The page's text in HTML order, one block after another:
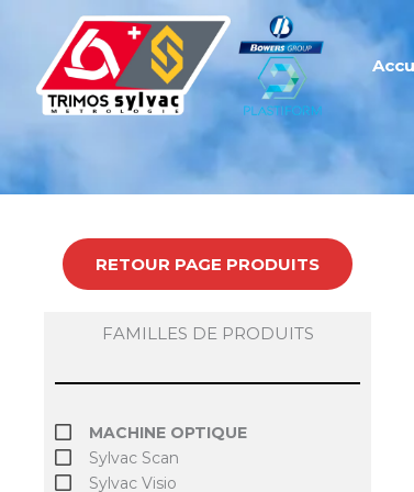
contenu
RETOUR PAGE PRODUITS
FAMILLES DE PRODUITS
MACHINE OPTIQUE
Sylvac Scan
Sylvac Visio